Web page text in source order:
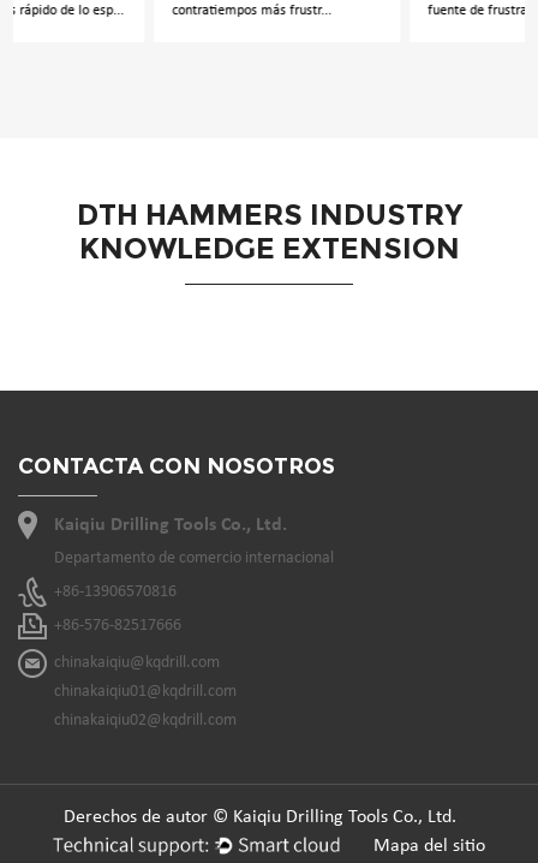
contratiempos más frustr...
fuente de frustración para mucho...
DTH HAMMERS INDUSTRY
KNOWLEDGE EXTENSION
CONTACTA CON NOSOTROS
Kaiqiu Drilling Tools Co., Ltd.
Departamento de comercio internacional
+86-13906570816
+86-576-82517666
chinakaiqiu@kqdrill.com
chinakaiqiu01@kqdrill.com
chinakaiqiu02@kqdrill.com
Derechos de autor © Kaiqiu Drilling Tools Co., Ltd.
Mapa del sitio